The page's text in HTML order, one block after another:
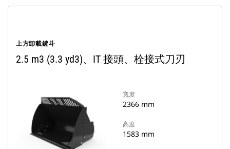
上方卸載鏟斗
2.5 m3 (3.3 yd3)、IT 接頭、栓接式刀刃
寬度
2366 mm
高度
1583 mm